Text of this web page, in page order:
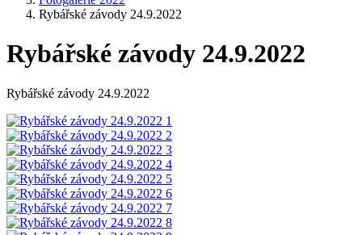
Rybářské závody 24.9.2022
Rybářské závody 24.9.2022
Rybářské závody 24.9.2022